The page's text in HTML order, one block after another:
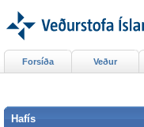
Forsíða Veður
Hafís